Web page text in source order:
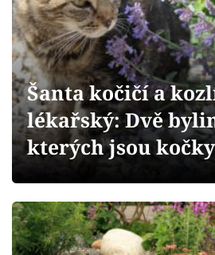
Sledujte prima+
Přihlášení
Sledujte nás
Šanta kočičí a
lékařský: Dvě
kterých jsou